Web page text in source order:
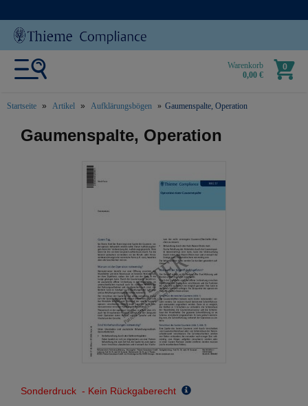
Warenkorb
0,00 €
0
Startseite Artikel Aufklärungsbögen Gaumenspalte, Operation
text.skipToContent
text.skipToNavigation
Gaumenspalte, Operation
Sonderdruck - Kein Rückgaberecht